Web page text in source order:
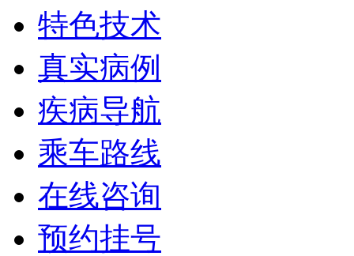
特色技术
真实病例
疾病导航
乘车路线
在线咨询
预约挂号